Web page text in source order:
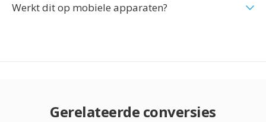
Werkt dit op mobiele apparaten?
Gerelateerde conversies